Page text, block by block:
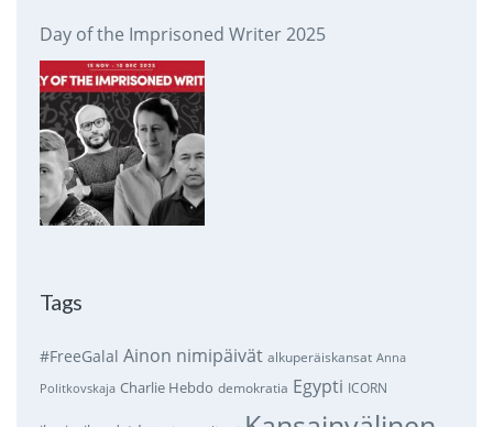
Day of the Imprisoned Writer 2025
Tags
#FreeGalal Ainon nimipäivät alkuperäiskansat Anna
Politkovskaja Charlie Hebdo demokratia Egypti ICORN